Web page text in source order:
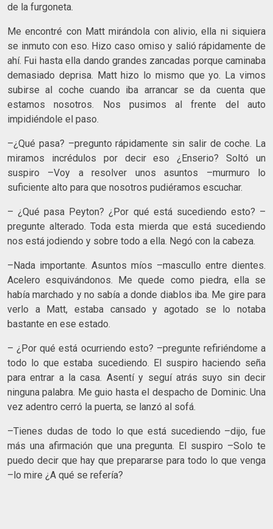
de la furgoneta.
Me encontré con Matt mirándola con alivio, ella ni siquiera
se inmuto con eso. Hizo caso omiso y salió rápidamente de
ahí. Fui hasta ella dando grandes zancadas porque caminaba
demasiado deprisa. Matt hizo lo mismo que yo. La vimos
subirse al coche cuando iba arrancar se da cuenta que
estamos nosotros. Nos pusimos al frente del auto
impidiéndole el paso.
–¿Qué pasa? –pregunto rápidamente sin salir de coche. La
miramos incrédulos por decir eso ¿Enserio? Soltó un
suspiro –Voy a resolver unos asuntos –murmuro lo
suficiente alto para que nosotros pudiéramos escuchar.
– ¿Qué pasa Peyton? ¿Por qué está sucediendo esto? –
pregunte alterado. Toda esta mierda que está sucediendo
nos está jodiendo y sobre todo a ella. Negó con la cabeza.
–Nada importante. Asuntos míos –mascullo entre dientes.
Acelero esquivándonos. Me quede como piedra, ella se
había marchado y no sabía a donde diablos iba. Me gire para
verlo a Matt, estaba cansado y agotado se lo notaba
bastante en ese estado.
– ¿Por qué está ocurriendo esto? –pregunte refiriéndome a
todo lo que estaba sucediendo. El suspiro haciendo seña
para entrar a la casa. Asentí y seguí atrás suyo sin decir
ninguna palabra. Me guio hasta el despacho de Dominic. Una
vez adentro cerró la puerta, se lanzó al sofá.
–Tienes dudas de todo lo que está sucediendo –dijo, fue
más una afirmación que una pregunta. El suspiro –Solo te
puedo decir que hay que prepararse para todo lo que venga
–lo mire ¿A qué se refería?